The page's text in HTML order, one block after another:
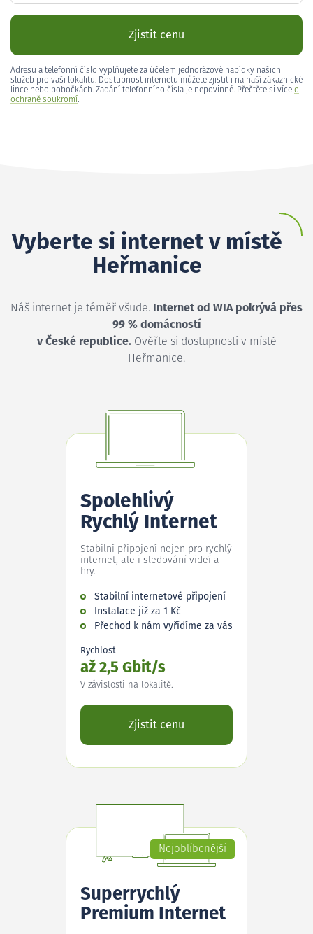
Zjistit cenu
Adresu a telefonní číslo vyplňujete za účelem jednorázové nabídky našich
služeb pro vaši lokalitu. Dostupnost internetu můžete zjistit i na naší zákaznické
lince nebo pobočkách. Zadání telefonního čísla je nepovinné. Přečtěte si více o
ochraně soukromí.
Vyberte si internet v místě
Heřmanice
Náš internet je téměř všude. Internet od WIA pokrývá přes
99 % domácností
v České republice.Ověřte si dostupnosti v místě
Heřmanice.
Spolehlivý
Rychlý Internet
Stabilní připojení nejen pro rychlý
internet, ale i sledování videí a
hry.
Stabilní internetové připojení
Instalace již za 1 Kč
Přechod k nám vyřídíme za vás
Rychlost
až 2,5 Gbit/s
V závislosti na lokalitě.
Zjistit cenu
Nejoblíbenější
Superrychlý
Premium Internet